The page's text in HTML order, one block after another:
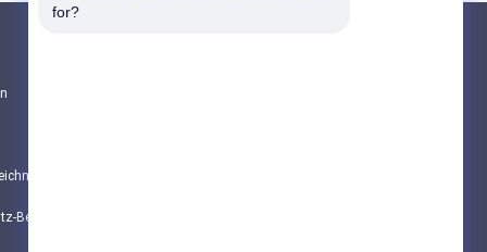
for?